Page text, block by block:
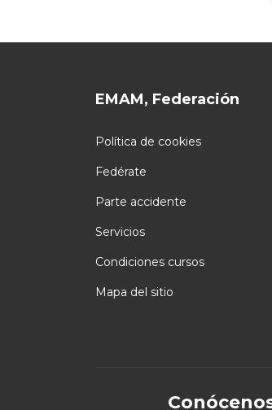
EMAM, Federación
Política de cookies
Fedérate
Parte accidente
Servicios
Condiciones cursos
Mapa del sitio